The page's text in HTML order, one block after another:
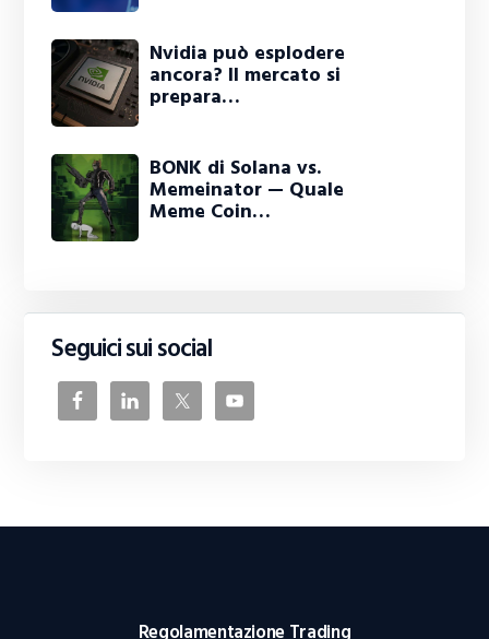
Nvidia può esplodere
ancora? Il mercato si
prepara…
BONK di Solana vs.
Memeinator — Quale
Meme Coin…
Seguici sui social
Regolamentazione Trading